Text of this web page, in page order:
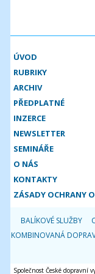
ÚVOD
RUBRIKY
ARCHIV
PŘEDPLATNÉ
INZERCE
NEWSLETTER
SEMINÁŘE
O NÁS
KONTAKTY
ZÁSADY OCHRANY
BALÍKOVÉ SLUŽBY
KOMBINOVANÁ
Společnost České dopravní